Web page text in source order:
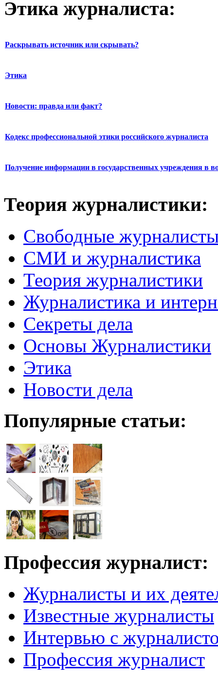
Этика журналиста:
Раскрывать источник или скрывать?
Этика
Новости: правда или факт?
Кодекс профессиональной этики российского журналиста
Получение информации в государственных учреждения в
Теория журналистики:
Свободные
СМИ и журналистика
Теория журналистики
Журналистика и
Секреты дела
Основы Журналистики
Этика
Новости дела
Популярные статьи:
Профессия журналист:
Журналисты и их
Известные журналисты
Интервью с
Профессия журналист